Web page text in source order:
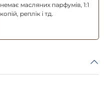
немає масляних парфумів, 1:1
копій, реплік і тд.